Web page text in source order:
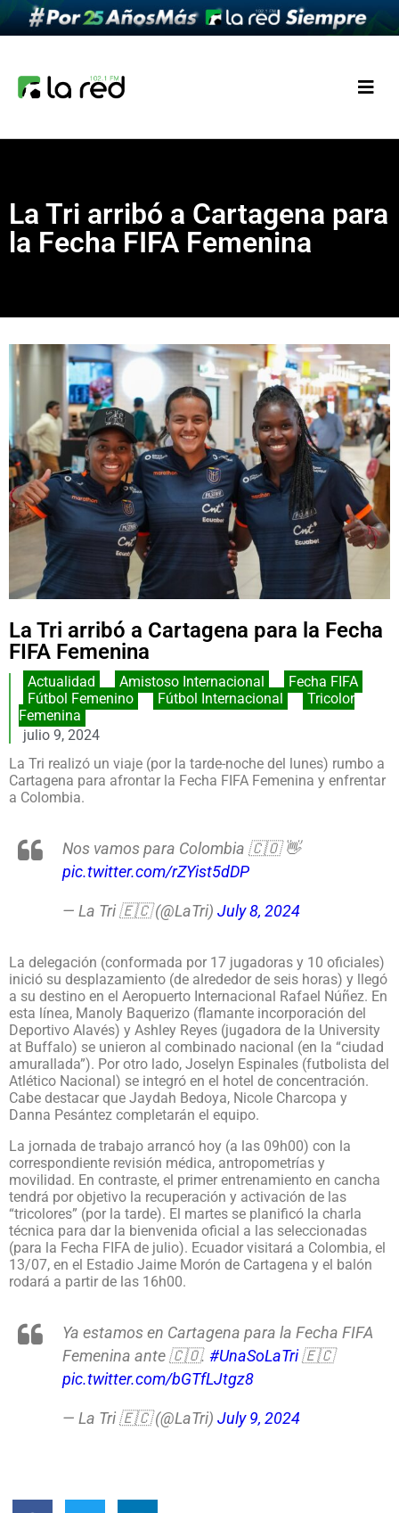
La Tri arribó a Cartagena para
la Fecha FIFA Femenina
La Tri arribó a Cartagena para la Fecha
FIFA Femenina
Actualidad Amistoso Internacional Fecha FIFA
Fútbol Femenino
Fútbol Internacional
Tricolor
Femenina
julio 9, 2024
La Tri realizó un viaje (por la tarde-noche del lunes) rumbo a
Cartagena para afrontar la Fecha FIFA Femenina y enfrentar
a Colombia.
Nos vamos para Colombia 🇨🇴 👋
pic.twitter.com/rZYist5dDP
— La Tri 🇪🇨 (@LaTri) July 8, 2024
La delegación (conformada por 17 jugadoras y 10 oficiales)
inició su desplazamiento (de alrededor de seis horas) y llegó
a su destino en el Aeropuerto Internacional Rafael Núñez. En
esta línea, Manoly Baquerizo (flamante incorporación del
Deportivo Alavés) y Ashley Reyes (jugadora de la University
at Buffalo) se unieron al combinado nacional (en la “ciudad
amurallada”). Por otro lado, Joselyn Espinales (futbolista del
Atlético Nacional) se integró en el hotel de concentración.
Cabe destacar que Jaydah Bedoya, Nicole Charcopa y
Danna Pesántez completarán el equipo.
La jornada de trabajo arrancó hoy (a las 09h00) con la
correspondiente revisión médica, antropometrías y
movilidad. En contraste, el primer entrenamiento en cancha
tendrá por objetivo la recuperación y activación de las
“tricolores” (por la tarde). El martes se planificó la charla
técnica para dar la bienvenida oficial a las seleccionadas
(para la Fecha FIFA de julio). Ecuador visitará a Colombia, el
13/07, en el Estadio Jaime Morón de Cartagena y el balón
rodará a partir de las 16h00.
Ya estamos en Cartagena para la Fecha FIFA
Femenina ante 🇨🇴. #UnaSoLaTri🇪🇨
pic.twitter.com/bGTfLJtgz8
— La Tri 🇪🇨 (@LaTri) July 9, 2024